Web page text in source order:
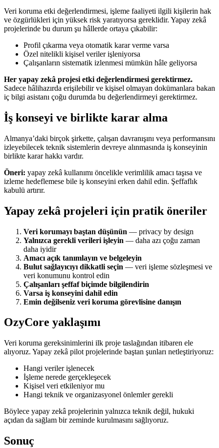
Veri koruma etki değerlendirmesi, işleme faaliyeti ilgili kişilerin hak
ve özgürlükleri için yüksek risk yaratıyorsa gereklidir. Yapay zekâ
projelerinde bu durum şu hâllerde ortaya çıkabilir:
Profil çıkarma veya otomatik karar verme varsa
Özel nitelikli kişisel veriler işleniyorsa
Çalışanların sistematik izlenmesi mümkün hâle geliyorsa
Her yapay zekâ projesi etki değerlendirmesi gerektirmez.
Sadece hâlihazırda erişilebilir ve kişisel olmayan dokümanlara bakan
iç bilgi asistanı çoğu durumda bu değerlendirmeyi gerektirmez.
İş konseyi ve birlikte karar alma
Almanya’daki birçok şirkette, çalışan davranışını veya performansını
izleyebilecek teknik sistemlerin devreye alınmasında iş konseyinin
birlikte karar hakkı vardır.
Öneri: yapay zekâ kullanımı öncelikle verimlilik amacı taşısa ve
izleme hedeflemese bile iş konseyini erken dahil edin. Şeffaflık
kabulü artırır.
Yapay zekâ projeleri için pratik öneriler
Veri korumayı baştan düşünün — privacy by design
Yalnızca gerekli verileri işleyin — daha azı çoğu zaman
daha iyidir
Amacı açık tanımlayın ve belgeleyin
Bulut sağlayıcıyı dikkatli seçin — veri işleme sözleşmesi ve
veri konumunu kontrol edin
Çalışanları şeffaf biçimde bilgilendirin
Varsa iş konseyini dahil edin
Emin değilseniz veri koruma görevlisine danışın
OzyCore yaklaşımı
Veri koruma gereksinimlerini ilk proje taslağından itibaren ele
alıyoruz. Yapay zekâ pilot projelerinde baştan şunları netleştiriyoruz:
Hangi veriler işlenecek
İşleme nerede gerçekleşecek
Kişisel veri etkileniyor mu
Hangi teknik ve organizasyonel önlemler gerekli
Böylece yapay zekâ projelerinin yalnızca teknik değil, hukuki
açıdan da sağlam bir zeminde kurulmasını sağlıyoruz.
Sonuç